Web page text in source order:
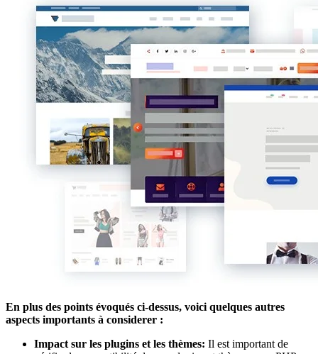
En plus des points évoqués ci-dessus, voici quelques autres
aspects importants à considerer :
Impact sur les plugins et les thèmes: Il est important de